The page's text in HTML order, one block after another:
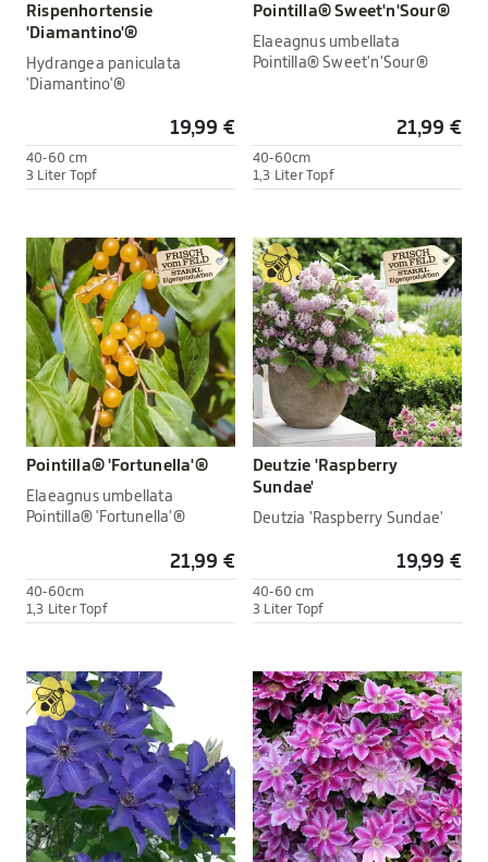
Rispenhortensie
'Diamantino'®
Hydrangea paniculata
'Diamantino'®
19,99 €
40-60 cm
3 Liter Topf
Pointilla® Sweet'n'Sour®
Elaeagnus umbellata
Pointilla® Sweet'n'Sour®
21,99 €
40-60cm
1,3 Liter Topf
Pointilla® 'Fortunella'®
Elaeagnus umbellata
Pointilla® 'Fortunella'®
21,99 €
40-60cm
1,3 Liter Topf
Deutzie 'Raspberry
Sundae'
Deutzia 'Raspberry Sundae'
19,99 €
40-60 cm
3 Liter Topf